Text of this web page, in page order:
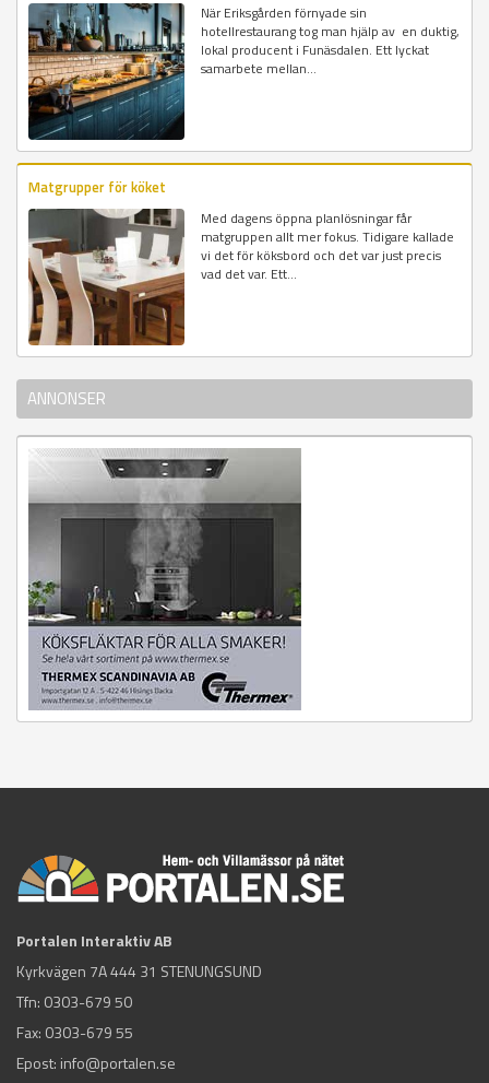
När Eriksgården förnyade sin
hotellrestaurang tog man hjälp av en duktig,
lokal producent i Funäsdalen. Ett lyckat
samarbete mellan...
Matgrupper för köket
Med dagens öppna planlösningar får
matgruppen allt mer fokus. Tidigare kallade
vi det för köksbord och det var just precis
vad det var. Ett...
ANNONSER
Portalen Interaktiv AB
Kyrkvägen 7A 444 31 STENUNGSUND
Tfn: 0303-679 50
Fax: 0303-679 55
Epost: info@portalen.se